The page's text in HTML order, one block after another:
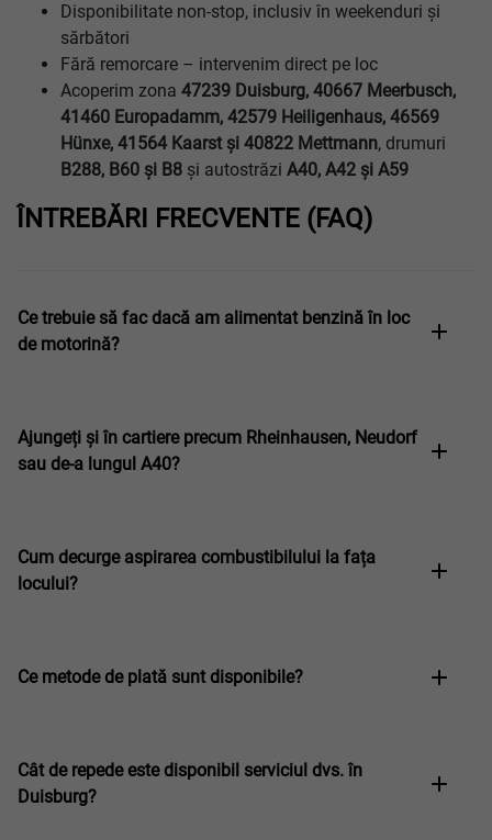
Disponibilitate non-stop, inclusiv în weekenduri și
sărbători
Fără remorcare – intervenim direct pe loc
Acoperim zona 47239 Duisburg, 40667 Meerbusch,
41460 Europadamm, 42579 Heiligenhaus, 46569
Hünxe, 41564 Kaarst şi 40822 Mettmann, drumuri
B288, B60 şi B8 și autostrăzi A40, A42 şi A59
ÎNTREBĂRI FRECVENTE (FAQ)
Ce trebuie să fac dacă am alimentat benzină în loc
de motorină?
Ajungeți și în cartiere precum Rheinhausen, Neudorf
sau de-a lungul A40?
Cum decurge aspirarea combustibilului la fața
locului?
Ce metode de plată sunt disponibile?
Cât de repede este disponibil serviciul dvs. în
Duisburg?